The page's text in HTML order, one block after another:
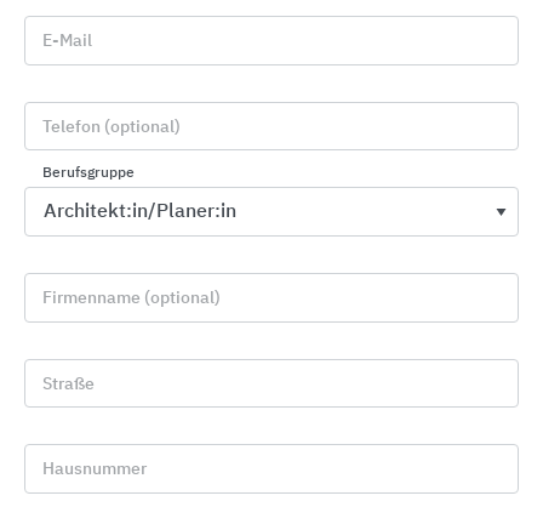
CWS PureLine Waschraumausstattungen
E-Mail
Telefon (optional)
Berufsgruppe
Firmenname (optional)
Straße
Hausnummer